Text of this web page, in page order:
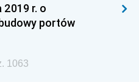
2019 r. o
portów
1063